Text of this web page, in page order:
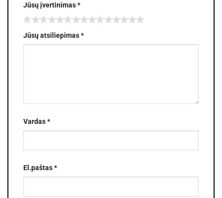
Jūsų įvertinimas*
Jūsų atsiliepimas*
Vardas*
El.paštas*